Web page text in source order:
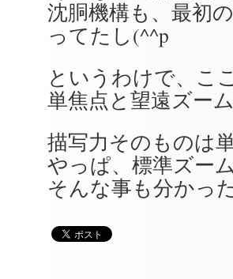
沈胴機構も、最初
ってたし(^^p
というわけで、こ
単焦点と望遠ズー
描写力そのものは
やっぱ、標準ズー
そんな事も分かっ